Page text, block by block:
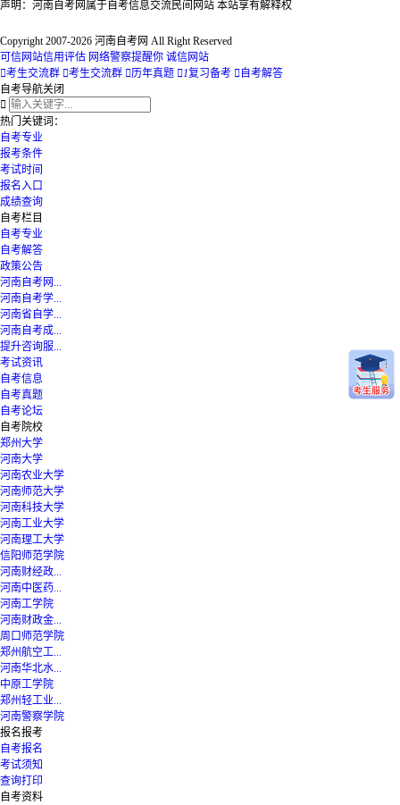
声明：河南自考网属于自考信息交流民间网站 本站享有解释权
Copyright 2007-2026 河南自考网 All Right Reserved
可信网站信用评估 网络警察提醒你 诚信网站
考生交流群 考生交流群 历年真题 1复习备考  自考解答
自考导航关闭

热门关键词：
自考专业
报考条件
考试时间
报名入口
成绩查询
自考栏目
自考专业
自考解答
政策公告
河南自考网...
河南自考学...
河南省自学...
河南自考成...
提升咨询服...
考试资讯
自考信息
自考真题
自考论坛
自考院校
郑州大学
河南大学
河南农业大学
河南师范大学
河南科技大学
河南工业大学
河南理工大学
信阳师范学院
河南财经政...
河南中医药...
河南工学院
河南财政金...
周口师范学院
郑州航空工...
河南华北水...
中原工学院
郑州轻工业...
河南警察学院
报名报考
自考报名
考试须知
查询打印
自考资料